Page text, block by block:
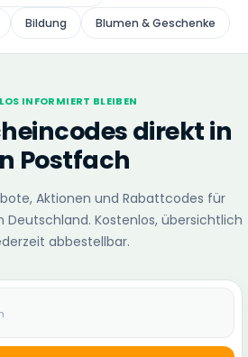
Bildung Blumen & Geschenke
INFORMIERT BLEIBEN
direkt in
Postfach
Aktionen und Rabattcodes für
Deutschland. Kostenlos, übersichtlich
abbestellbar.